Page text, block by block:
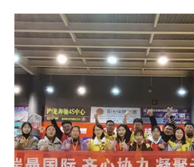
La negociación colectiva